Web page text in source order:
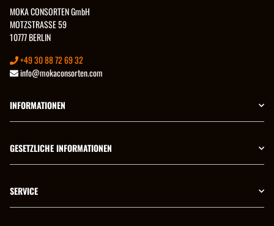
MOKA CONSORTEN GmbH
MOTZSTRASSE 59
10777 BERLIN
+49 30 88 72 69 32
info@mokaconsorten.com
INFORMATIONEN
GESETZLICHE INFORMATIONEN
SERVICE